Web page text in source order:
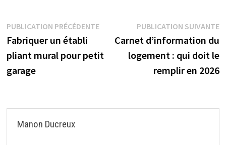
Navigation
de
l’article
PUBLICATION PRÉCÉDENTEPublication
précédente :
Fabriquer un établi
pliant mural pour petit
garage
PUBLICATION SUIVANTE
Carnet d’information du
logement : qui doit le
remplir en 2026
Manon Ducreux